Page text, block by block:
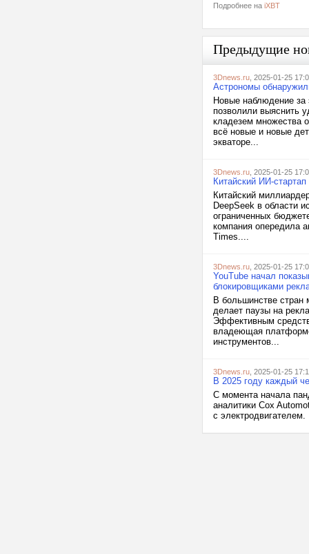
Подробнее на iXBT
Предыдущие
3Dnews.ru , 2025-01-25
Астрономы
Новые наблюдение за
позволили выяснить
кладезем множества
всё новые и новые
экваторе...
3Dnews.ru , 2025-01-25
Китайский ИИ-
Китайский
DeepSeek в области
ограниченных
компания опередила
Times....
3Dnews.ru , 2025-01-25
YouTube начал
блокировщиками
В большинстве стран
делает паузы на
Эффективным
владеющая
инструментов...
3Dnews.ru , 2025-01-25
В 2025 году каждый
С момента начала
аналитики Cox
с